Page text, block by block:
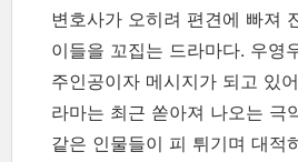
변호사가 오히려 편견에 빠져
이들을 꼬집는 드라마다. 우영
주인공이자 메시지가 되고 있
라마는 최근 쏟아져 나오는 극
같은 인물들이 피 튀기며 대적